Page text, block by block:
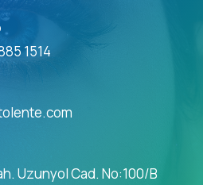
1514
Uzunyol Cad. No:100/B